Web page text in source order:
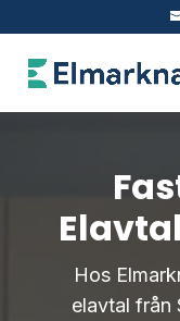
Hos
elavtal från